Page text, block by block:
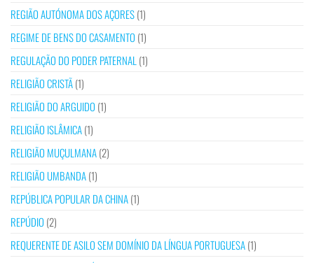
REGIÃO AUTÓNOMA DOS AÇORES(1)
REGIME DE BENS DO CASAMENTO (1)
REGULAÇÃO DO PODER PATERNAL (1)
RELIGIÃO CRISTÃ(1)
RELIGIÃO DO ARGUIDO (1)
RELIGIÃO ISLÂMICA(1)
RELIGIÃO MUÇULMANA(2)
RELIGIÃO UMBANDA(1)
REPÚBLICA POPULAR DA CHINA(1)
REPÚDIO (2)
REQUERENTE DE ASILO SEM DOMÍNIO DA LÍNGUA PORTUGUESA(1)